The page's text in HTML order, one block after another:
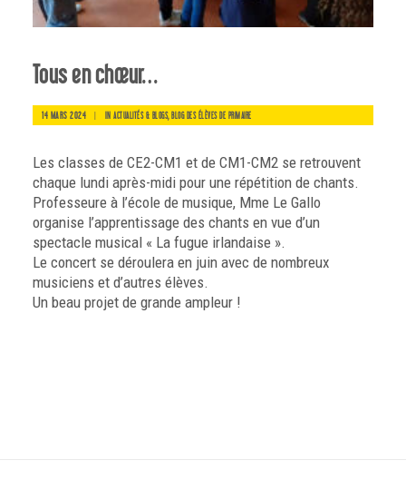
Tous en chœur…
14 MARS 2024 | IN ACTUALITÉS & BLOGS, BLOG DES ÉLÈVES DE PRIMAIRE
Les classes de CE2-CM1 et de CM1-CM2 se retrouvent
chaque lundi après-midi pour une répétition de chants.
Professeure à l’école de musique, Mme Le Gallo
organise l’apprentissage des chants en vue d’un
spectacle musical « La fugue irlandaise ».
Le concert se déroulera en juin avec de nombreux
musiciens et d’autres élèves.
Un beau projet de grande ampleur !